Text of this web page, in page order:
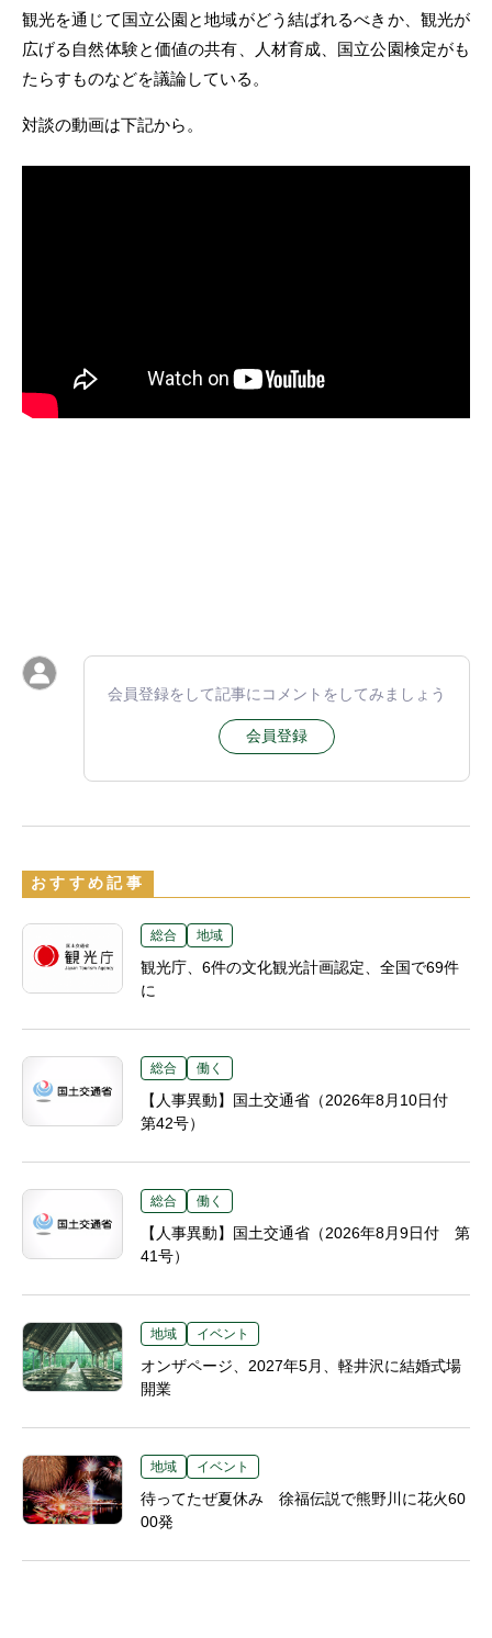
観光を通じて国立公園と地域がどう結ばれるべきか、観光が
広げる自然体験と価値の共有、人材育成、国立公園検定がも
たらすものなどを議論している。
対談の動画は下記から。
会員登録をして記事にコメントをしてみましょう
会員登録
おすすめ記事
総合 地域
観光庁、6件の文化観光計画認定、全国で69件
に
総合 働く
【人事異動】国土交通省（2026年8月10日付
第42号）
総合 働く
【人事異動】国土交通省（2026年8月9日付 第
41号）
地域 イベント
オンザページ、2027年5月、軽井沢に結婚式場
開業
地域 イベント
待ってたぜ夏休み 徐福伝説で熊野川に花火60
00発